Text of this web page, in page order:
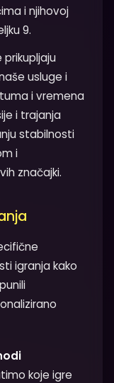
i njihovoj
9.
prikupljaju
usluge i
i vremena
i trajanja
stabilnosti
i
značajki.
igranja kako
koje igre